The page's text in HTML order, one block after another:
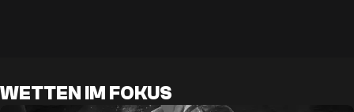
WETTEN IM FOKUS